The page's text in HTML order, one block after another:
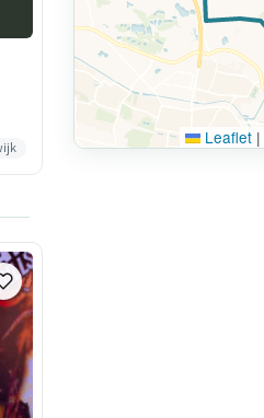
Leaflet |